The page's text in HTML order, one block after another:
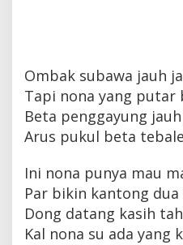
Ombak subawa jauh
Tapi nona yang putar
Beta penggayung
Arus pukul beta tebale
Ini nona punya mau
Par bikin kantong
Dong datang kasih
Kal nona su ada yang